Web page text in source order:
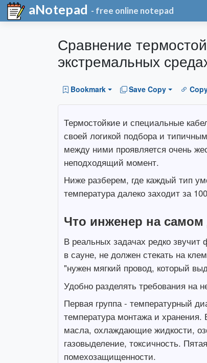
aNotepad - free online notepad
Сравнение
экстремальных
Bookmark Save Copy
Термостойкие и специальные
своей логикой подбора и
между ними проявляется очень
неподходящий момент.
Ниже разберем, где каждый тип
температура далеко заходит за
Что инженер на самом
В реальных задачах редко звучит
в сауне, не должен стекать на
"нужен мягкий провод, который
Удобно разделять требования на
Первая группа - температурный
температура монтажа и хранения.
масла, охлаждающие жидкости,
газовыделение, токсичность.
помехозащищенности.